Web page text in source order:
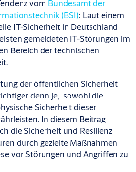
vom Bundesamt der
(BSI): Laut einem
IT-Sicherheit in Deutschland
gemeldeten IT-Störungen im
Bereich der technischen
der öffentlichen Sicherheit
denn je, sowohl die
Sicherheit dieser
In diesem Beitrag
die Sicherheit und Resilienz
durch gezielte Maßnahmen
vor Störungen und Angriffen zu